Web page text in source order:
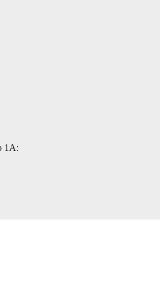
1A: